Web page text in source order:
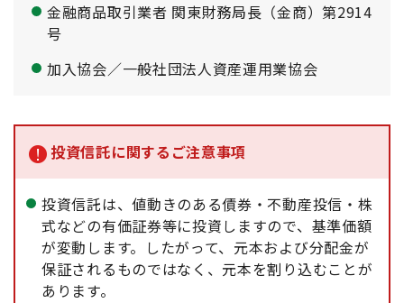
金融商品取引業者 関東財務局長（金商）第2914
号
加入協会／一般社団法人資産運用業協会
投資信託に関するご注意事項
投資信託は、値動きのある債券・不動産投信・株
式などの有価証券等に投資しますので、基準価額
が変動します。したがって、元本および分配金が
保証されるものではなく、元本を割り込むことが
あります。